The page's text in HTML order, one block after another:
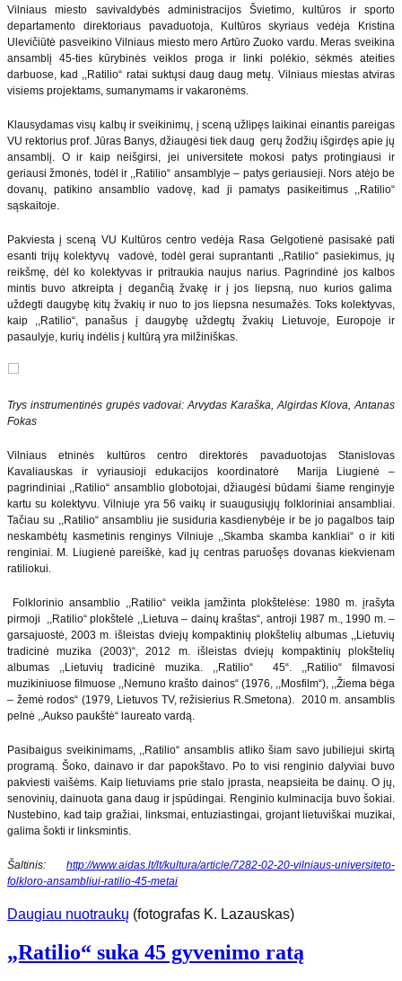
Vilniaus miesto savivaldybės administracijos Švietimo, kultūros ir sporto
departamento direktoriaus pavaduotoja, Kultūros skyriaus vedėja Kristina
Ulevičiūtė pasveikino Vilniaus miesto mero Artūro Zuoko vardu. Meras sveikina
ansamblį 45-ties kūrybinės veiklos proga ir linki polėkio, sėkmės ateities
darbuose, kad ,,Ratilio“ ratai suktųsi daug daug metų. Vilniaus miestas atviras
visiems projektams, sumanymams ir vakaronėms.
Klausydamas visų kalbų ir sveikinimų, į sceną užlipęs laikinai einantis pareigas
VU rektorius prof. Jūras Banys, džiaugėsi tiek daug gerų žodžių išgirdęs apie jų
ansamblį. O ir kaip neišgirsi, jei universitete mokosi patys protingiausi ir
geriausi žmonės, todėl ir ,,Ratilio“ ansamblyje – patys geriausieji. Nors atėjo be
dovanų, patikino ansamblio vadovę, kad ji pamatys pasikeitimus ,,Ratilio“
sąskaitoje.
Pakviesta į sceną VU Kultūros centro vedėja Rasa Gelgotienė pasisakė pati
esanti trijų kolektyvų vadovė, todėl gerai suprantanti ,,Ratilio“ pasiekimus, jų
reikšmę, dėl ko kolektyvas ir pritraukia naujus narius. Pagrindinė jos kalbos
mintis buvo atkreipta į degančią žvakę ir į jos liepsną, nuo kurios galima
uždegti daugybę kitų žvakių ir nuo to jos liepsna nesumažės. Toks kolektyvas,
kaip ,,Ratilio“, panašus į daugybę uždegtų žvakių Lietuvoje, Europoje ir
pasaulyje, kurių indėlis į kultūrą yra milžiniškas.
Trys instrumentinės grupės vadovai: Arvydas Karaška, Algirdas Klova, Antanas
Fokas
Vilniaus etninės kultūros centro direktorės pavaduotojas Stanislovas
Kavaliauskas ir vyriausioji edukacijos koordinatorė Marija Liugienė –
pagrindiniai ,,Ratilio“ ansamblio globotojai, džiaugėsi būdami šiame renginyje
kartu su kolektyvu. Vilniuje yra 56 vaikų ir suaugusiųjų folkloriniai ansambliai.
Tačiau su ,,Ratilio“ ansambliu jie susiduria kasdienybėje ir be jo pagalbos taip
neskambėtų kasmetinis renginys Vilniuje ,,Skamba skamba kankliai“ o ir kiti
renginiai. M. Liugienė pareiškė, kad jų centras paruošęs dovanas kiekvienam
ratiliokui.
Folklorinio ansamblio ,,Ratilio“ veikla įamžinta plokštelėse: 1980 m. įrašyta
pirmoji ,,Ratilio“ plokštelė ,,Lietuva – dainų kraštas“, antroji 1987 m., 1990 m. –
garsajuostė, 2003 m. išleistas dviejų kompaktinių plokštelių albumas ,,Lietuvių
tradicinė muzika (2003)“, 2012 m. išleistas dviejų kompaktinių plokštelių
albumas ,,Lietuvių tradicinė muzika. ,,Ratilio“ 45“. ,,Ratilio“ filmavosi
muzikiniuose filmuose ,,Nemuno krašto dainos“ (1976, ,,Mosfilm“), ,,Žiema bėga
– žemė rodos“ (1979, Lietuvos TV, režisierius R.Smetona). 2010 m. ansamblis
pelnė ,,Aukso paukštė“ laureato vardą.
Pasibaigus sveikinimams, ,,Ratilio“ ansamblis atliko šiam savo jubiliejui skirtą
programą. Šoko, dainavo ir dar papokštavo. Po to visi renginio dalyviai buvo
pakviesti vaišėms. Kaip lietuviams prie stalo įprasta, neapsieita be dainų. O jų,
senovinių, dainuota gana daug ir įspūdingai. Renginio kulminacija buvo šokiai.
Nustebino, kad taip gražiai, linksmai, entuziastingai, grojant lietuviškai muzikai,
galima šokti ir linksmintis.
Šaltinis: http://www.aidas.lt/lt/kultura/article/7282-02-20-vilniaus-universiteto-
folkloro-ansambliui-ratilio-45-metai
Daugiau nuotraukų (fotografas K. Lazauskas)
„Ratilio“ suka 45 gyvenimo ratą